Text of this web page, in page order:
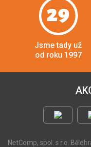
29
Jsme tady už
od roku 1997
NetComp, spol. s r.o.